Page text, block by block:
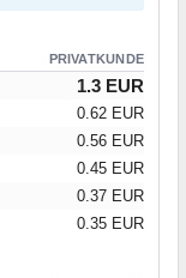
PRIVATKUNDE
1.3 EUR
0.62 EUR
0.56 EUR
0.45 EUR
0.37 EUR
0.35 EUR